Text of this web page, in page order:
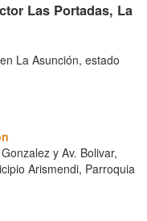
Las Portadas, La
La Asunción, estado
y Av. Bolivar,
Arismendi, Parroquia